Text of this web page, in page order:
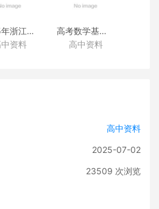
浙江高考真题
学）
资料
高考数学基础篇
（类题拓展和变式练透）
高中资料
高中资料
2025-07-02
23509 次浏览